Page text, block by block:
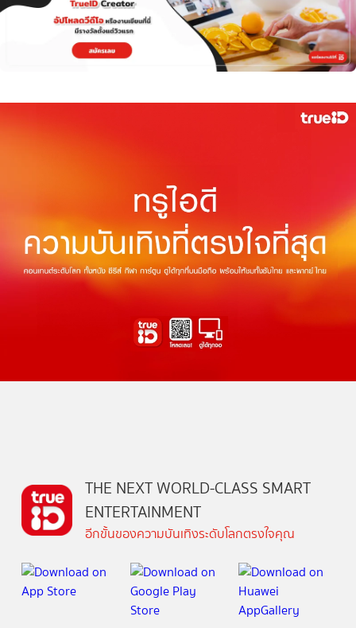
THE NEXT WORLD-CLASS SMART
ENTERTAINMENT
อีกขั้นของความบันเทิงระดับโลกตรงใจคุณ